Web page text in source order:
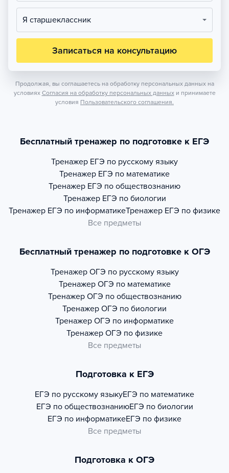
Я старшеклассник
Записаться на консультацию
Продолжая, вы соглашаетесь на обработку персональных данных на
условиях Согласия на обработку персональных данных и принимаете
условия Пользовательского соглашения.
Бесплатный тренажер по подготовке к ЕГЭ
Тренажер ЕГЭ по русскому языку
Тренажер ЕГЭ по математике
Тренажер ЕГЭ по обществознанию
Тренажер ЕГЭ по биологии
Тренажер ЕГЭ по информатикеТренажер ЕГЭ по физике
Все предметы
Бесплатный тренажер по подготовке к ОГЭ
Тренажер ОГЭ по русскому языку
Тренажер ОГЭ по математике
Тренажер ОГЭ по обществознанию
Тренажер ОГЭ по биологии
Тренажер ОГЭ по информатике
Тренажер ОГЭ по физике
Все предметы
Подготовка к ЕГЭ
ЕГЭ по русскому языкуЕГЭ по математике
ЕГЭ по обществознаниюЕГЭ по биологии
ЕГЭ по информатикеЕГЭ по физике
Все предметы
Подготовка к ОГЭ